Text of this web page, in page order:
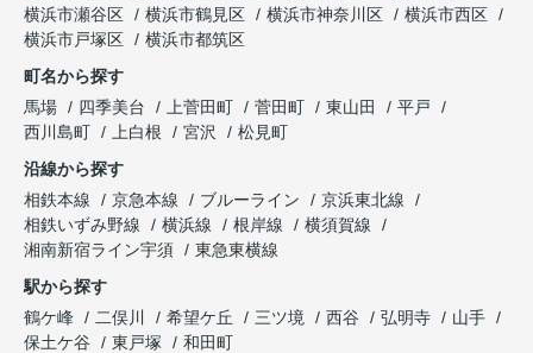
横浜市瀬谷区
横浜市鶴見区 横浜市神奈川区
横浜市西区
横浜市戸塚区
横浜市都筑区
町名から探す
馬場
四季美台 上菅田町 菅田町 東山田
平戸
西川島町
上白根 宮沢
松見町
沿線から探す
相鉄本線
京急本線 ブルーライン
京浜東北線
相鉄いずみ野線
横浜線 根岸線
横須賀線
湘南新宿ライン宇須
東急東横線
駅から探す
鶴ケ峰
二俣川 希望ケ丘 三ツ境 西谷 弘明寺
山手
保土ケ谷
東戸塚 和田町